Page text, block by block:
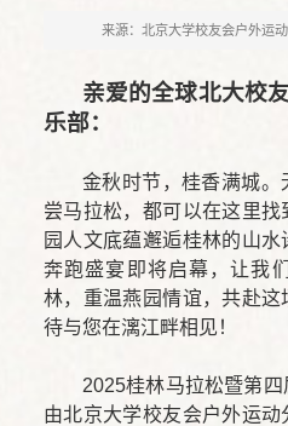
来源：北京大学校友会户外运
亲爱的全球北大校
乐部：
金秋时节，桂香满城。
尝马拉松，都可以在这里
园人文底蕴邂逅桂林的山
奔跑盛宴即将启幕，让我
林，重温燕园情谊，共赴
待与您在漓江畔相见！
2025桂林马拉松暨第四
由北京大学校友会户外运